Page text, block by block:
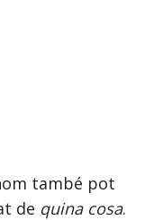
també pot
de quina cosa.